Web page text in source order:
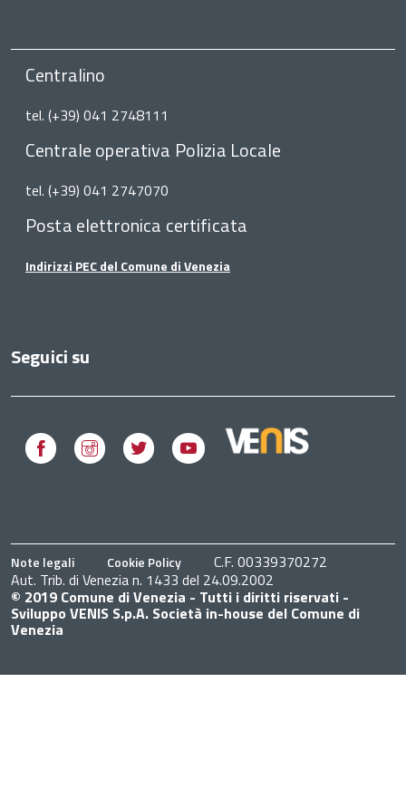
Centralino
tel. (+39) 041 2748111
Centrale operativa Polizia Locale
tel. (+39) 041 2747070
Posta elettronica certificata
Indirizzi PEC del Comune di Venezia
Seguici su
Facebook Instagram Twitter Youtube
Note legali Cookie Policy
C.F. 00339370272
Aut. Trib. di Venezia n. 1433 del 24.09.2002
© 2019 Comune di Venezia - Tutti i diritti riservati -
Sviluppo VENIS S.p.A. Società in-house del Comune di
Venezia